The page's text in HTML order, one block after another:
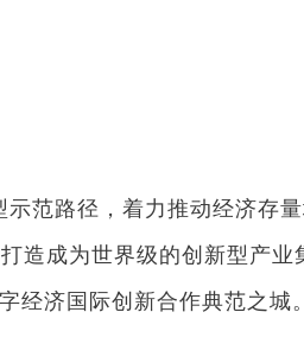
路径，着力推动经济存量
造成为世界级的创新型产
经济国际创新合作典范之城。